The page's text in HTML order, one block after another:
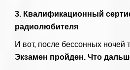
3. Квалификационный
радиолюбителя
И вот, после бессонных ночей
Экзамен пройден. Что